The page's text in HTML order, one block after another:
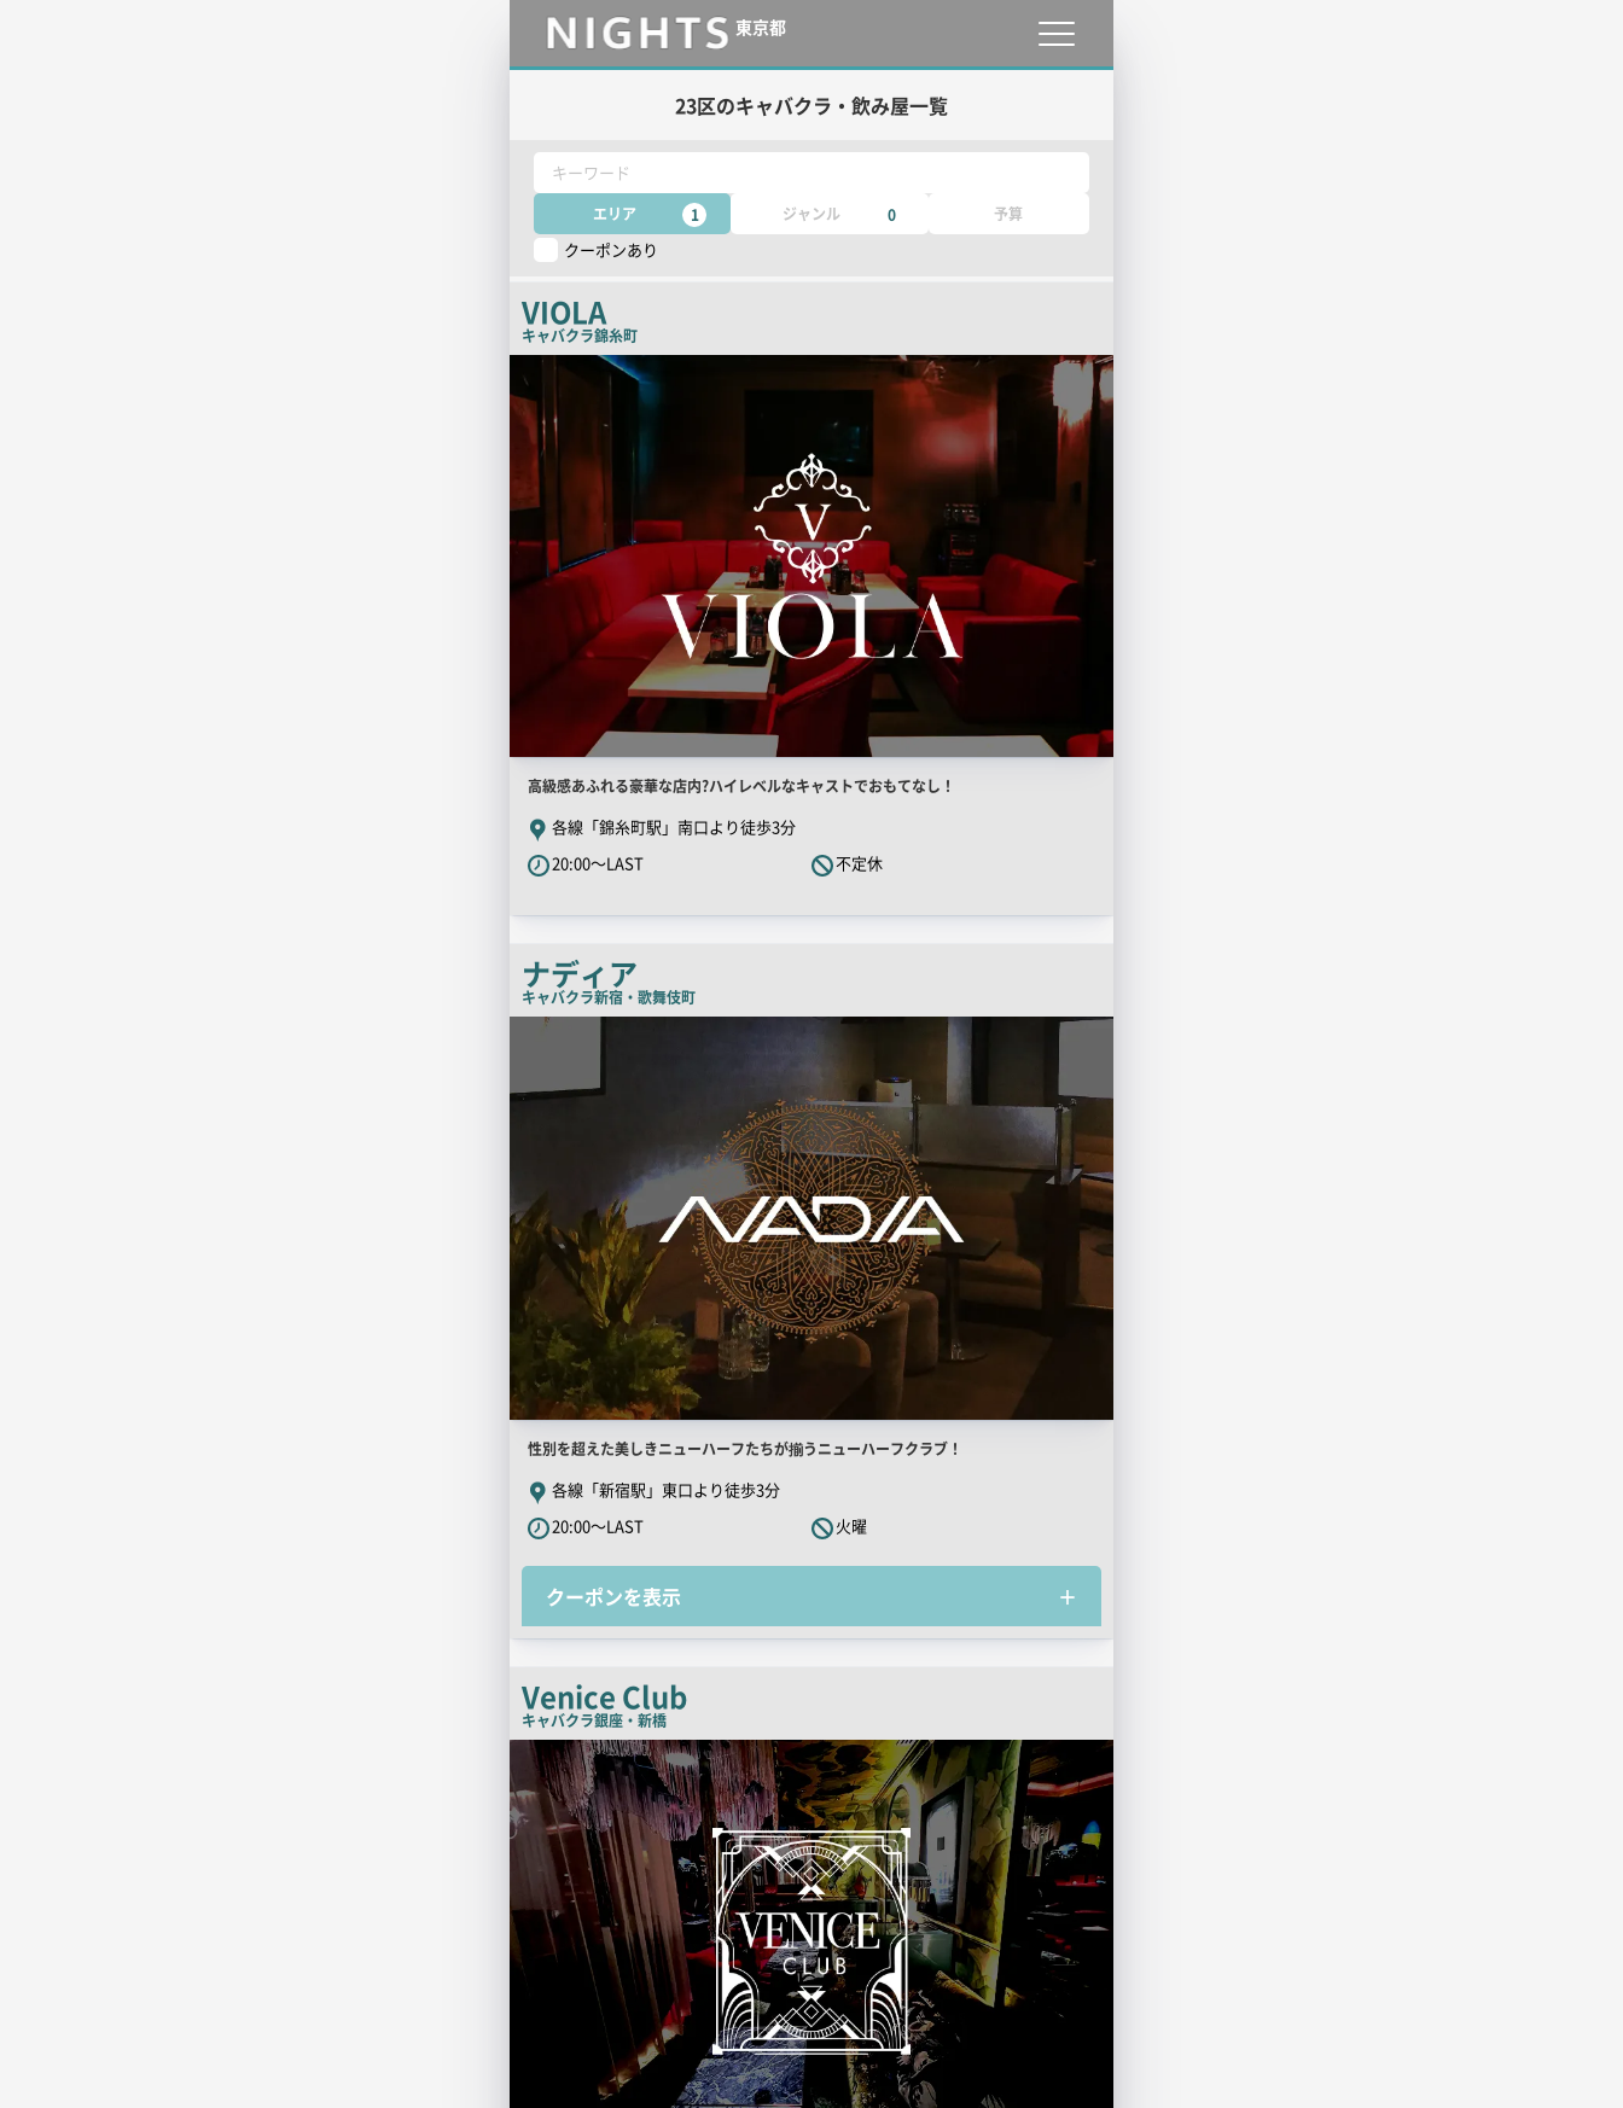
東京都
23区のキャバクラ・飲み屋一覧
キーワード
エリア 1 ジャンル 0 予算
クーポンあり
VIOLA
キャバクラ錦糸町
検
索
結
果
一
像
店
舗
PR
キ
チ
コ
ピ
高級感あふれる豪華な店内?ハイレベルなキャストでおもてなし！
各線「錦糸町駅」南口より徒歩3分
20:00～LAST
不定休
ナディア
キャバクラ新宿・歌舞伎町
一
店
舗
PR
キ
ャ
チ
ー
性別を超えた美しきニューハーフたちが揃うニューハーフクラブ！
各線「新宿駅」東口より徒歩3分
20:00～LAST
火曜
クーポンを表示
Venice Club
キャバクラ銀座・新橋
検
結
果
一
覧